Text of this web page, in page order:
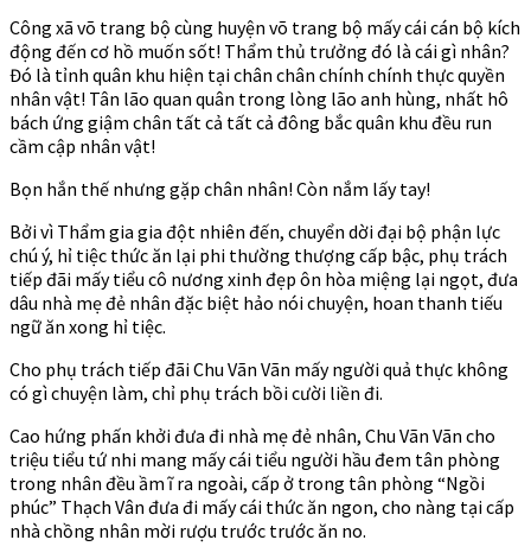
Công xã võ trang bộ cùng huyện võ trang bộ mấy cái cán bộ kích
động đến cơ hồ muốn sốt! Thẩm thủ trưởng đó là cái gì nhân?
Đó là tỉnh quân khu hiện tại chân chân chính chính thực quyền
nhân vật! Tân lão quan quân trong lòng lão anh hùng, nhất hô
bách ứng giậm chân tất cả tất cả đông bắc quân khu đều run
cầm cập nhân vật!
Bọn hắn thế nhưng gặp chân nhân! Còn nắm lấy tay!
Bởi vì Thẩm gia gia đột nhiên đến, chuyển dời đại bộ phận lực
chú ý, hỉ tiệc thức ăn lại phi thường thượng cấp bậc, phụ trách
tiếp đãi mấy tiểu cô nương xinh đẹp ôn hòa miệng lại ngọt, đưa
dâu nhà mẹ đẻ nhân đặc biệt hảo nói chuyện, hoan thanh tiếu
ngữ ăn xong hỉ tiệc.
Cho phụ trách tiếp đãi Chu Vãn Vãn mấy người quả thực không
có gì chuyện làm, chỉ phụ trách bồi cười liền đi.
Cao hứng phấn khởi đưa đi nhà mẹ đẻ nhân, Chu Vãn Vãn cho
triệu tiểu tứ nhi mang mấy cái tiểu người hầu đem tân phòng
trong nhân đều ầm ĩ ra ngoài, cấp ở trong tân phòng “Ngồi
phúc” Thạch Vân đưa đi mấy cái thức ăn ngon, cho nàng tại cấp
nhà chồng nhân mời rượu trước trước ăn no.